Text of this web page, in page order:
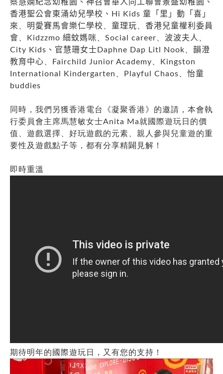
蔡慧嫻紀念幼稚園、神召會華人同工聯會景盛幼稚園、
香港聖公會東涌幼兒學校、 Hi Kids 童「里」動「喜」
來
明愛賽馬會樂仁學校 童理玩
香港兒童權利委員
會
Kidzzmo 細蚊媽咪 Social career 波波夫人
City Kids 、官慧珊女士Daphne Dap Litl Nook
韻澄
教育中心
Fairchild Junior Academy
Kingston
International Kindergarten Playful Chaos
怡童
buddies
同時，我們另獲香港電台《凝聚香港》的邀請，本會執
行委員會主席馬慧敏女士Anita Ma就國際遊玩日的價
值、遊戲選擇、好玩遊戲的元素、親人參與兒童遊的重
要性及遊戲點子等，都有分享精闢見解！
即時重溫
期待明年的國際遊玩日，又有您的支持！